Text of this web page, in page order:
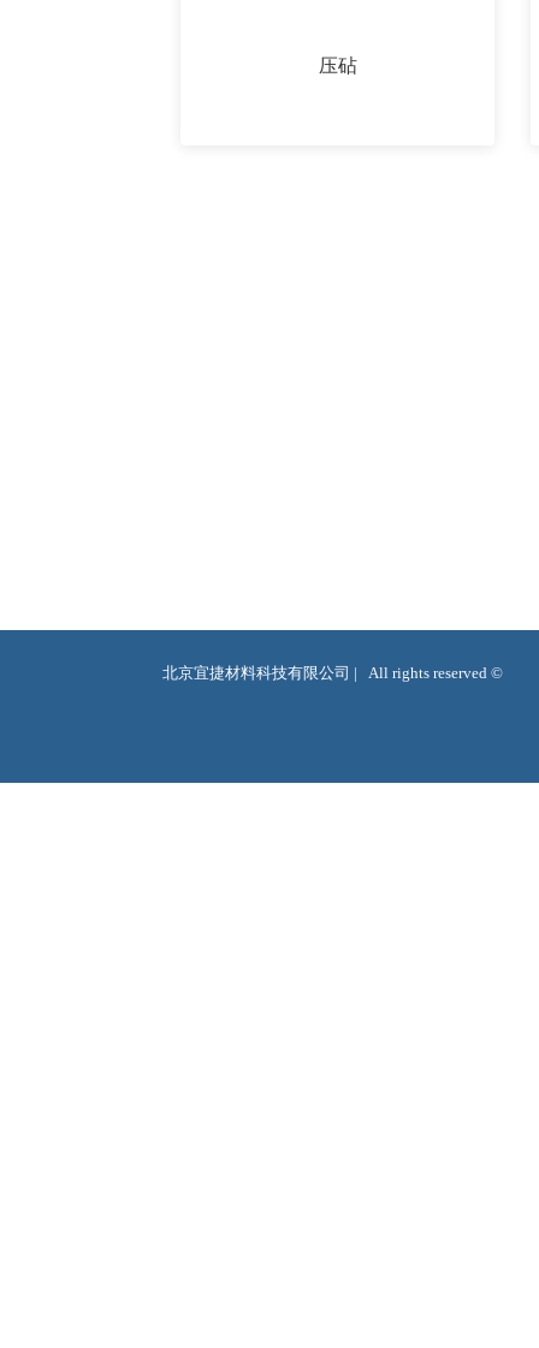
压砧
北京宜捷材料科技有限公司 |   All rights reserved ©